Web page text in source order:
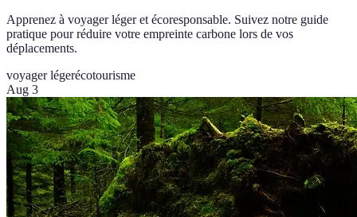
Apprenez à voyager léger et écoresponsable. Suivez notre guide
pratique pour réduire votre empreinte carbone lors de vos
déplacements.
voyager légerécotourisme
Aug 3